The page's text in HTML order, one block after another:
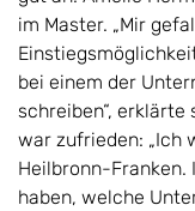
im Master. „Mir
bei einem der
schreiben“, erklärte
war zufrieden: „Ich
Heilbronn-Franken.
haben, welche